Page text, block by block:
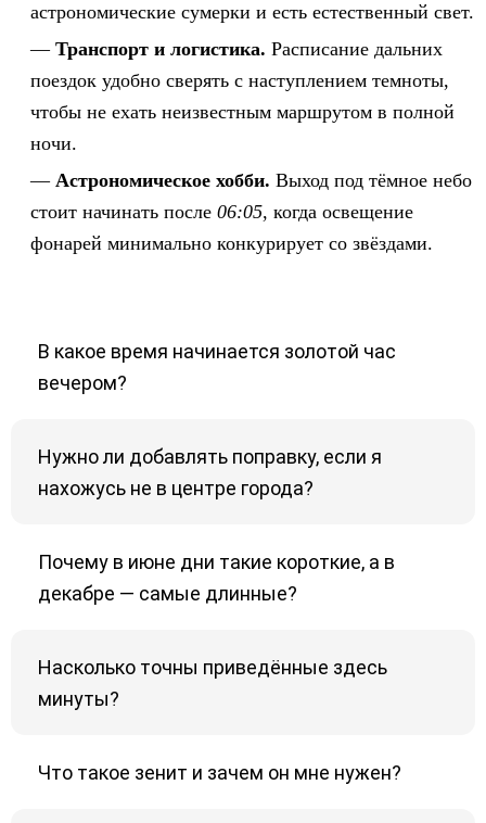
астрономические сумерки и есть естественный свет.
Транспорт и логистика. Расписание дальних
поездок удобно сверять с наступлением темноты,
чтобы не ехать неизвестным маршрутом в полной
ночи.
Астрономическое хобби. Выход под тёмное небо
стоит начинать после 06:05, когда освещение
фонарей минимально конкурирует со звёздами.
В какое время начинается золотой час
вечером?
Нужно ли добавлять поправку, если я
нахожусь не в центре города?
Почему в июне дни такие короткие, а в
декабре — самые длинные?
Насколько точны приведённые здесь
минуты?
Что такое зенит и зачем он мне нужен?